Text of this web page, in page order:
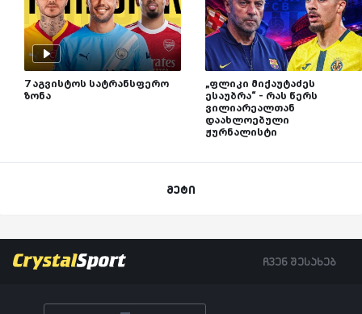
7 აგვისტოს სატრანსფერო
ზონა
„ფლიკი მიქაუტაძეს
ესაუბრა“ - რას წერს
ვილიარეალთან
დაახლოებული
ჟურნალისტი
მეტი
ჩვენ შესახებ